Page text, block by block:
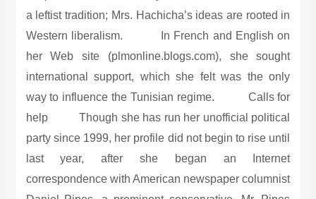
a leftist tradition; Mrs. Hachicha’s ideas are rooted in
Western liberalism. In French and English on
her Web site (plmonline.blogs.com), she sought
international support, which she felt was the only
way to influence the Tunisian regime. Calls for
help Though she has run her unofficial political
party since 1999, her profile did not begin to rise until
last year, after she began an Internet
correspondence with American newspaper columnist